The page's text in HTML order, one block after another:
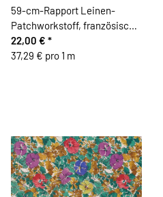
59-cm-Rapport Leinen-
Patchworkstoff, französische
Backrezepte, braun, Yuwa
Live
22,00 € *
37,29 € pro 1 m